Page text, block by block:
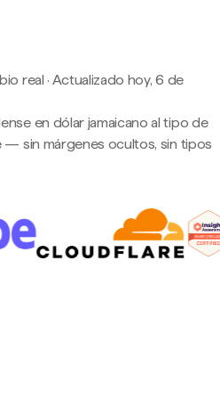
real · Actualizado hoy, 6 de
en dólar jamaicano al tipo de
— sin márgenes ocultos, sin tipos